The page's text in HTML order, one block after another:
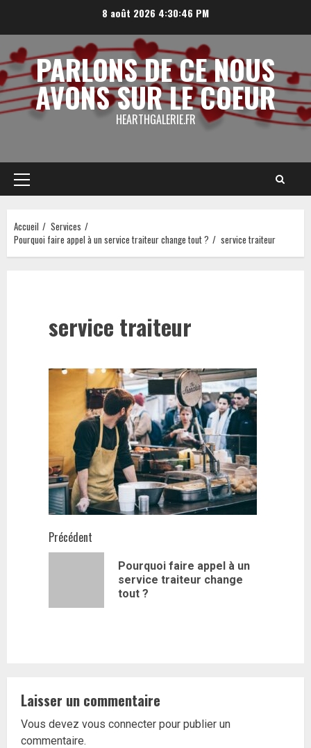
8 août 2026 4:30:47 PM
PARLONS DE CE NOUS
AVONS SUR LE COEUR
HEARTHGALERIE.FR
Menu
principal
Accueil
Services
Pourquoi faire appel à un service traiteur change tout ?
service traiteur
service traiteur
Navigation
Précédent
Pourquoi faire appel à un
service traiteur change
tout ?
Laisser un commentaire
Vous devez vous connecter pour publier un
commentaire.